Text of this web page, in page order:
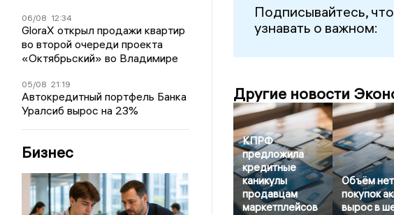
06/08 12:34
GloraX открыл продажи квартир
во второй очереди проекта
«Октябрьский» во Владимире
05/08 21:19
Автокредитный портфель Банка
Уралсиб вырос на 23%
Бизнес
Подписывайтесь,
узнавать о важном:
Другие новости
КПРФ
предложила
кредитные
каникулы
продавцам
маркетплейсов
Объём
покупок
вырос в